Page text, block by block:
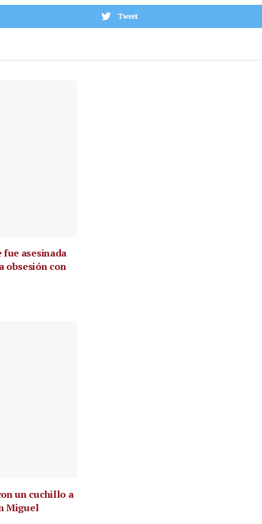
Tweet
asesinada
obsesión con
un cuchillo a
Miguel